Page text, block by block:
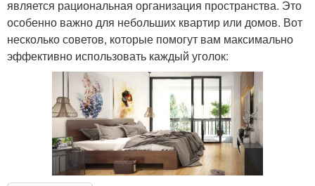
является рациональная организация пространства. Это
особенно важно для небольших квартир или домов. Вот
несколько советов, которые помогут вам максимально
эффективно использовать каждый уголок: